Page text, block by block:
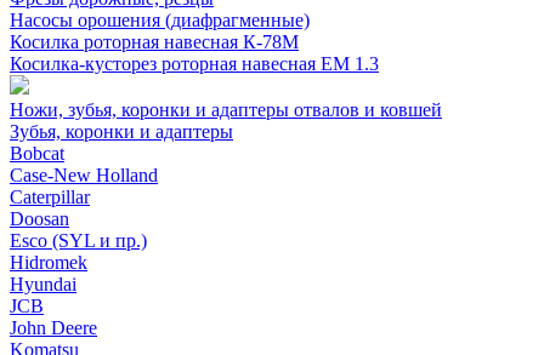
Насосы орошения (диафрагменные)
Косилка роторная навесная К-78М
Косилка-кусторез роторная навесная ЕМ 1.3
Ножи, зубья, коронки и адаптеры отвалов и ковшей
Зубья, коронки и адаптеры
Bobcat
Case-New Holland
Caterpillar
Doosan
Esco (SYL и пр.)
Hidromek
Hyundai
JCB
John Deere
Komatsu